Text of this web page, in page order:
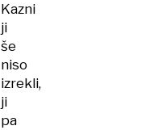
Kazni
ji
še
niso
izrekli,
ji
pa